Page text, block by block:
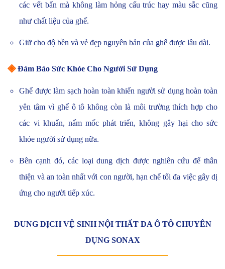
các vết bẩn mà không làm hỏng cấu trúc hay màu sắc cũng
như chất liệu của ghế.
Giữ cho độ bền và vẻ đẹp nguyên bản của ghế được lâu dài.
◈ Đảm Bảo Sức Khỏe Cho Người Sử Dụng
Ghế được làm sạch hoàn toàn khiến người sử dụng hoàn toàn
yên tâm vì ghế ô tô không còn là môi trường thích hợp cho
các vi khuẩn, nấm mốc phát triển, không gây hại cho sức
khỏe người sử dụng nữa.
Bên cạnh đó, các loại dung dịch được nghiên cứu để thân
thiện và an toàn nhất với con người, hạn chế tối đa việc gây dị
ứng cho người tiếp xúc.
DUNG DỊCH VỆ SINH NỘI THẤT DA Ô TÔ CHUYÊN
DỤNG SONAX